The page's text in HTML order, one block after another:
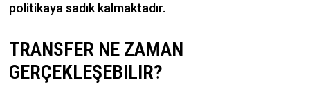
politikaya sadık kalmaktadır.
TRANSFER NE ZAMAN
GERÇEKLEŞEBILIR?